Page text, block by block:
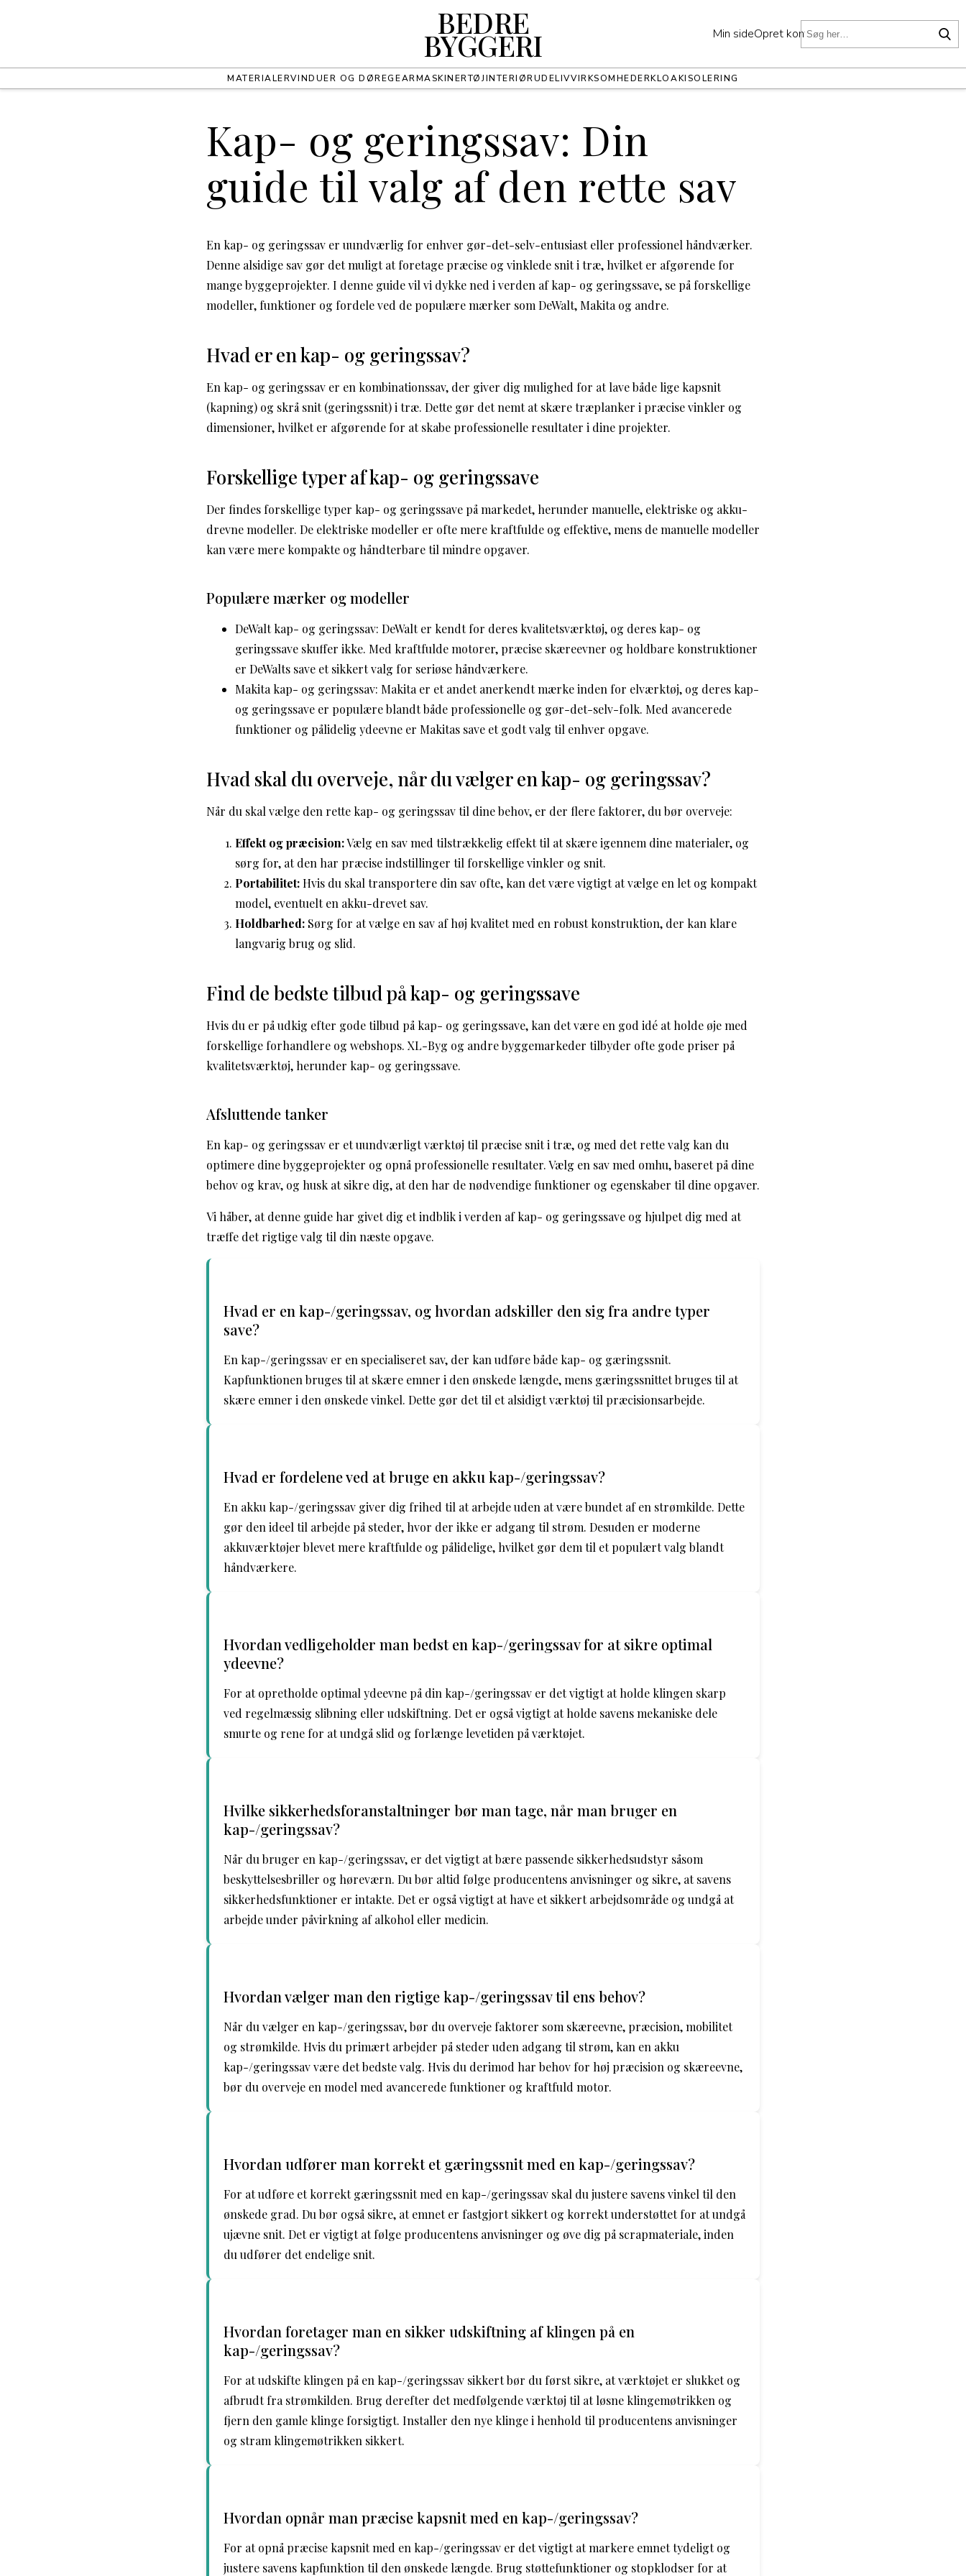
BEDRE
BYGGERI Min sideOpret konto
MATERIALERVINDUER OG DØREGEARMASKINERTØJINTERIØRUDELIVVIRKSOMHEDERKLOAKISOLERING
Kap- og geringssav: Din
guide til valg af den rette sav
En kap- og geringssav er uundværlig for enhver gør-det-selv-entusiast eller professionel håndværker.
Denne alsidige sav gør det muligt at foretage præcise og vinklede snit i træ, hvilket er afgørende for
mange byggeprojekter. I denne guide vil vi dykke ned i verden af kap- og geringssave, se på forskellige
modeller, funktioner og fordele ved de populære mærker som DeWalt, Makita og andre.
Hvad er en kap- og geringssav?
En kap- og geringssav er en kombinationssav, der giver dig mulighed for at lave både lige kapsnit
(kapning) og skrå snit (geringssnit) i træ. Dette gør det nemt at skære træplanker i præcise vinkler og
dimensioner, hvilket er afgørende for at skabe professionelle resultater i dine projekter.
Forskellige typer af kap- og geringssave
Der findes forskellige typer kap- og geringssave på markedet, herunder manuelle, elektriske og akku-
drevne modeller. De elektriske modeller er ofte mere kraftfulde og effektive, mens de manuelle modeller
kan være mere kompakte og håndterbare til mindre opgaver.
Populære mærker og modeller
DeWalt kap- og geringssav: DeWalt er kendt for deres kvalitetsværktøj, og deres kap- og
geringssave skuffer ikke. Med kraftfulde motorer, præcise skæreevner og holdbare konstruktioner
er DeWalts save et sikkert valg for seriøse håndværkere.
Makita kap- og geringssav: Makita er et andet anerkendt mærke inden for elværktøj, og deres kap-
og geringssave er populære blandt både professionelle og gør-det-selv-folk. Med avancerede
funktioner og pålidelig ydeevne er Makitas save et godt valg til enhver opgave.
Hvad skal du overveje, når du vælger en kap- og geringssav?
Når du skal vælge den rette kap- og geringssav til dine behov, er der flere faktorer, du bør overveje:
Effekt og præcision:Vælg en sav med tilstrækkelig effekt til at skære igennem dine materialer, og
sørg for, at den har præcise indstillinger til forskellige vinkler og snit.
Portabilitet:Hvis du skal transportere din sav ofte, kan det være vigtigt at vælge en let og kompakt
model, eventuelt en akku-drevet sav.
Holdbarhed: Sørg for at vælge en sav af høj kvalitet med en robust konstruktion, der kan klare
langvarig brug og slid.
Find de bedste tilbud på kap- og geringssave
Hvis du er på udkig efter gode tilbud på kap- og geringssave, kan det være en god idé at holde øje med
forskellige forhandlere og webshops. XL-Byg og andre byggemarkeder tilbyder ofte gode priser på
kvalitetsværktøj, herunder kap- og geringssave.
Afsluttende tanker
En kap- og geringssav er et uundværligt værktøj til præcise snit i træ, og med det rette valg kan du
optimere dine byggeprojekter og opnå professionelle resultater. Vælg en sav med omhu, baseret på dine
behov og krav, og husk at sikre dig, at den har de nødvendige funktioner og egenskaber til dine opgaver.
Vi håber, at denne guide har givet dig et indblik i verden af kap- og geringssave og hjulpet dig med at
træffe det rigtige valg til din næste opgave.
Hvad er en kap-/geringssav, og hvordan adskiller den sig fra andre typer
save?
En kap-/geringssav er en specialiseret sav, der kan udføre både kap- og gæringssnit.
Kapfunktionen bruges til at skære emner i den ønskede længde, mens gæringssnittet bruges til at
skære emner i den ønskede vinkel. Dette gør det til et alsidigt værktøj til præcisionsarbejde.
Hvad er fordelene ved at bruge en akku kap-/geringssav?
En akku kap-/geringssav giver dig frihed til at arbejde uden at være bundet af en strømkilde. Dette
gør den ideel til arbejde på steder, hvor der ikke er adgang til strøm. Desuden er moderne
akkuværktøjer blevet mere kraftfulde og pålidelige, hvilket gør dem til et populært valg blandt
håndværkere.
Hvordan vedligeholder man bedst en kap-/geringssav for at sikre optimal
ydeevne?
For at opretholde optimal ydeevne på din kap-/geringssav er det vigtigt at holde klingen skarp
ved regelmæssig slibning eller udskiftning. Det er også vigtigt at holde savens mekaniske dele
smurte og rene for at undgå slid og forlænge levetiden på værktøjet.
Hvilke sikkerhedsforanstaltninger bør man tage, når man bruger en
kap-/geringssav?
Når du bruger en kap-/geringssav, er det vigtigt at bære passende sikkerhedsudstyr såsom
beskyttelsesbriller og høreværn. Du bør altid følge producentens anvisninger og sikre, at savens
sikkerhedsfunktioner er intakte. Det er også vigtigt at have et sikkert arbejdsområde og undgå at
arbejde under påvirkning af alkohol eller medicin.
Hvordan vælger man den rigtige kap-/geringssav til ens behov?
Når du vælger en kap-/geringssav, bør du overveje faktorer som skæreevne, præcision, mobilitet
og strømkilde. Hvis du primært arbejder på steder uden adgang til strøm, kan en akku
kap-/geringssav være det bedste valg. Hvis du derimod har behov for høj præcision og skæreevne,
bør du overveje en model med avancerede funktioner og kraftfuld motor.
Hvordan udfører man korrekt et gæringssnit med en kap-/geringssav?
For at udføre et korrekt gæringssnit med en kap-/geringssav skal du justere savens vinkel til den
ønskede grad. Du bør også sikre, at emnet er fastgjort sikkert og korrekt understøttet for at undgå
ujævne snit. Det er vigtigt at følge producentens anvisninger og øve dig på scrapmateriale, inden
du udfører det endelige snit.
Hvordan foretager man en sikker udskiftning af klingen på en
kap-/geringssav?
For at udskifte klingen på en kap-/geringssav sikkert bør du først sikre, at værktøjet er slukket og
afbrudt fra strømkilden. Brug derefter det medfølgende værktøj til at løsne klingemøtrikken og
fjern den gamle klinge forsigtigt. Installer den nye klinge i henhold til producentens anvisninger
og stram klingemøtrikken sikkert.
Hvordan opnår man præcise kapsnit med en kap-/geringssav?
For at opnå præcise kapsnit med en kap-/geringssav er det vigtigt at markere emnet tydeligt og
justere savens kapfunktion til den ønskede længde. Brug støttefunktioner og stopklodser for at